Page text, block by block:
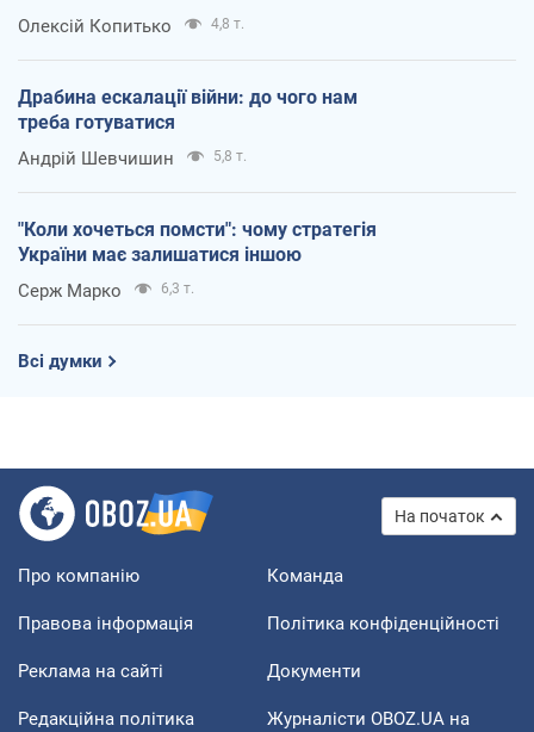
Олексій Копитько 4,8 т.
Драбина ескалації війни: до чого нам
треба готуватися
Андрій Шевчишин 5,8 т.
"Коли хочеться помсти": чому стратегія
України має залишатися іншою
Серж Марко 6,3 т.
Всі думки
На початок
Про компанію Команда
Правова інформація Політика конфіденційності
Реклама на сайті Документи
Редакційна політика
Журналісти OBOZ.UA на